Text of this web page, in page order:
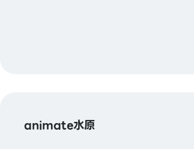
animate水原